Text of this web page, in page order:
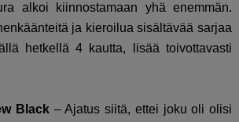
alkoi kiinnostamaan yhä enemmän.
ja kieroilua sisältävää sarjaa
hetkellä 4 kautta, lisää toivottavasti
Black– Ajatus siitä, ettei joku oli olisi